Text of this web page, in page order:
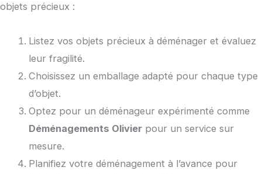
objets précieux :
Listez vos objets précieux à déménager et évaluez
leur fragilité.
Choisissez un emballage adapté pour chaque type
d’objet.
Optez pour un déménageur expérimenté comme
Déménagements Olivier pour un service sur
mesure.
Planifiez votre déménagement à l’avance pour